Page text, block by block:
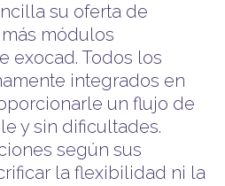
su oferta de
módulos
exocad. Todos los
integrados en
un flujo de
y sin dificultades.
según sus
la flexibilidad ni la